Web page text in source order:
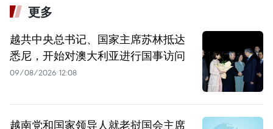
更多
越共中央总书记、国家主席苏林抵达
悉尼，开始对澳大利亚进行国事访问
09/08/2026 12:08
越南党和国家领导人就老挝国会主席